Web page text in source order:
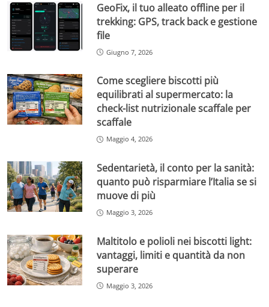
GeoFix, il tuo alleato offline per il
trekking: GPS, track back e gestione
file
Giugno 7, 2026
Come scegliere biscotti più
equilibrati al supermercato: la
check-list nutrizionale scaffale per
scaffale
Maggio 4, 2026
Sedentarietà, il conto per la sanità:
quanto può risparmiare l’Italia se si
muove di più
Maggio 3, 2026
Maltitolo e polioli nei biscotti light:
vantaggi, limiti e quantità da non
superare
Maggio 3, 2026